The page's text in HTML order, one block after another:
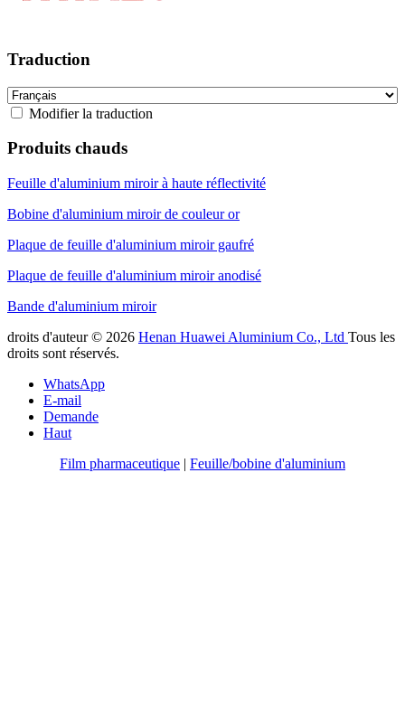
Traduction
Modifier la traduction
Produits chauds
Feuille d'aluminium miroir à haute réflectivité
Bobine d'aluminium miroir de couleur or
Plaque de feuille d'aluminium miroir gaufré
Plaque de feuille d'aluminium miroir anodisé
Bande d'aluminium miroir
droits d'auteur © 2026 Henan Huawei Aluminium Co., Ltd Tous les
droits sont réservés.
WhatsApp
E-mail
Demande
Haut
Film pharmaceutique | Feuille/bobine d'aluminium